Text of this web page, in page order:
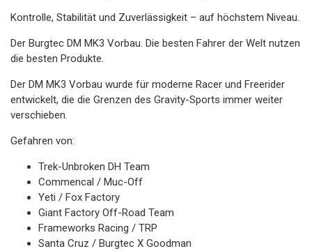
Kontrolle, Stabilität und Zuverlässigkeit – auf höchstem Niveau.
Der Burgtec DM MK3 Vorbau. Die besten Fahrer der Welt nutzen
die besten Produkte.
Der DM MK3 Vorbau wurde für moderne Racer und Freerider
entwickelt, die die Grenzen des Gravity-Sports immer weiter
verschieben.
Gefahren von:
Trek-Unbroken DH Team
Commencal / Muc-Off
Yeti / Fox Factory
Giant Factory Off-Road Team
Frameworks Racing / TRP
Santa Cruz / Burgtec X Goodman